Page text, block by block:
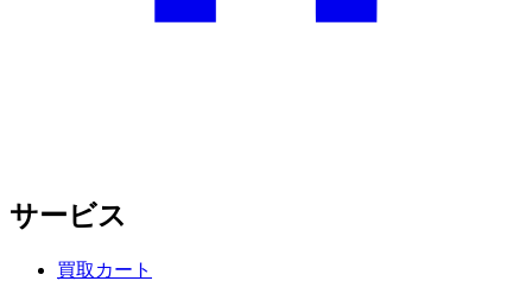
サービス
買取カート